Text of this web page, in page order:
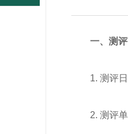
一、测
1. 测评
2. 测评